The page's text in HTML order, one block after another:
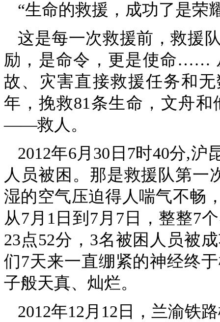
“生命的救援，成功了是荣
这是每一次救援前，救援
励，是命令，更是使命……
故、灾害直接救援任务和
年，挽救81条生命，文舟
——救人。
2012年6月30日7时40分,
人员被困。那是救援队第一
湿的空气压迫得人喘气不畅
从7月1日到7月7日，整整7
23点52分，3名被困人员被
们7天来一直绷紧的神经终
子般天真、灿烂。
2012年12月12日，兰渝铁